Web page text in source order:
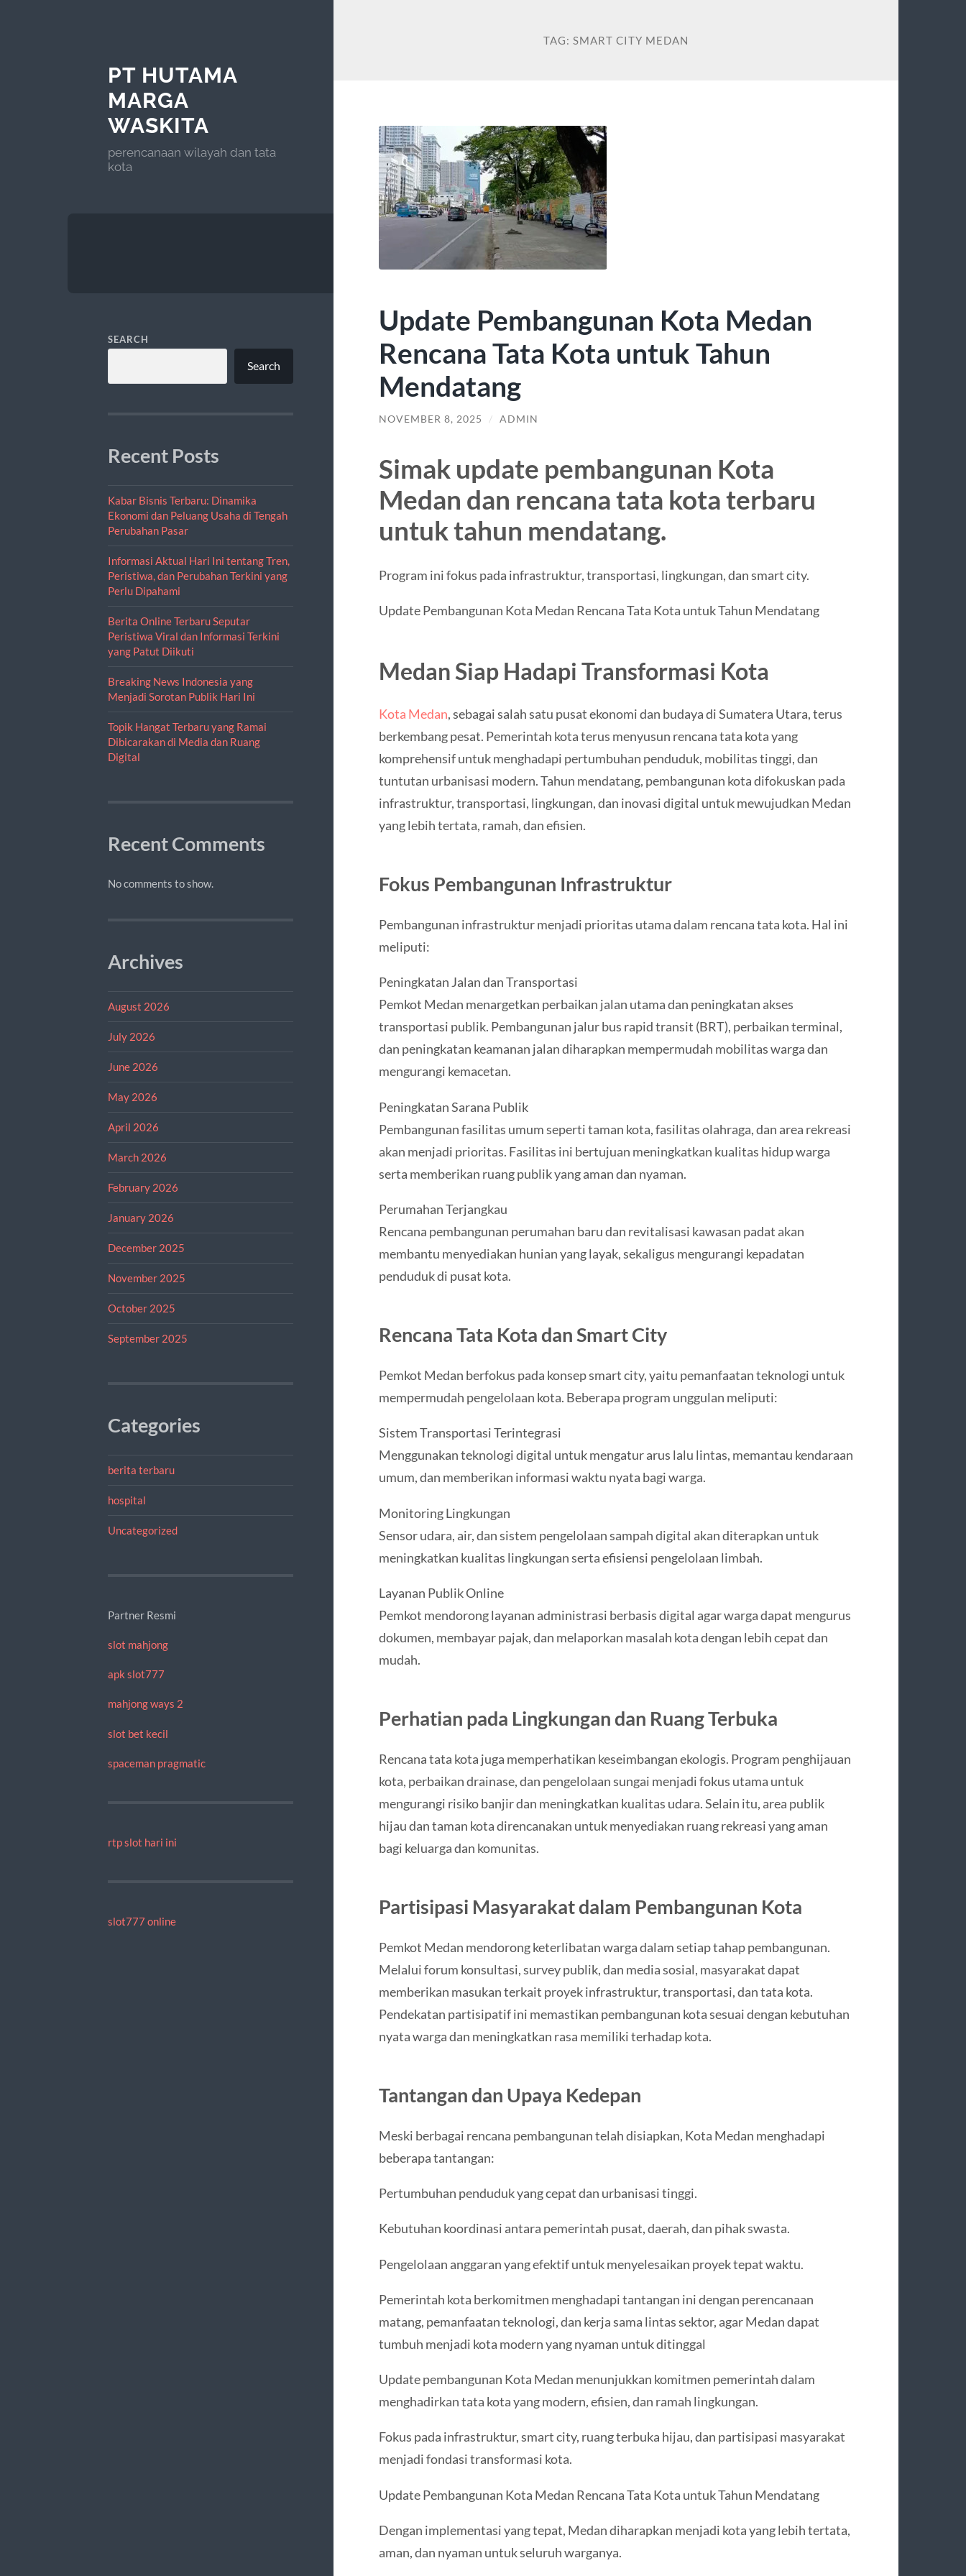
PT HUTAMA
MARGA
WASKITA
perencanaan wilayah dan tata
kota
SEARCH
Search
Recent Posts
Kabar Bisnis Terbaru: Dinamika
Ekonomi dan Peluang Usaha di Tengah
Perubahan Pasar
Informasi Aktual Hari Ini tentang Tren,
Peristiwa, dan Perubahan Terkini yang
Perlu Dipahami
Berita Online Terbaru Seputar
Peristiwa Viral dan Informasi Terkini
yang Patut Diikuti
Breaking News Indonesia yang
Menjadi Sorotan Publik Hari Ini
Topik Hangat Terbaru yang Ramai
Dibicarakan di Media dan Ruang
Digital
Recent Comments
No comments to show.
Archives
August 2026
July 2026
June 2026
May 2026
April 2026
March 2026
February 2026
January 2026
December 2025
November 2025
October 2025
September 2025
Categories
berita terbaru
hospital
Uncategorized
Partner Resmi
slot mahjong
apk slot777
mahjong ways 2
slot bet kecil
spaceman pragmatic
rtp slot hari ini
slot777 online
TAG: SMART CITY MEDAN
Update Pembangunan Kota Medan
Rencana Tata Kota untuk Tahun
Mendatang
NOVEMBER 8, 2025 / ADMIN
Simak update pembangunan Kota
Medan dan rencana tata kota terbaru
untuk tahun mendatang.
Program ini fokus pada infrastruktur, transportasi, lingkungan, dan smart city.
Update Pembangunan Kota Medan Rencana Tata Kota untuk Tahun Mendatang
Medan Siap Hadapi Transformasi Kota
Kota Medan, sebagai salah satu pusat ekonomi dan budaya di Sumatera Utara, terus
berkembang pesat. Pemerintah kota terus menyusun rencana tata kota yang
komprehensif untuk menghadapi pertumbuhan penduduk, mobilitas tinggi, dan
tuntutan urbanisasi modern. Tahun mendatang, pembangunan kota difokuskan pada
infrastruktur, transportasi, lingkungan, dan inovasi digital untuk mewujudkan Medan
yang lebih tertata, ramah, dan efisien.
Fokus Pembangunan Infrastruktur
Pembangunan infrastruktur menjadi prioritas utama dalam rencana tata kota. Hal ini
meliputi:
Peningkatan Jalan dan Transportasi
Pemkot Medan menargetkan perbaikan jalan utama dan peningkatan akses
transportasi publik. Pembangunan jalur bus rapid transit (BRT), perbaikan terminal,
dan peningkatan keamanan jalan diharapkan mempermudah mobilitas warga dan
mengurangi kemacetan.
Peningkatan Sarana Publik
Pembangunan fasilitas umum seperti taman kota, fasilitas olahraga, dan area rekreasi
akan menjadi prioritas. Fasilitas ini bertujuan meningkatkan kualitas hidup warga
serta memberikan ruang publik yang aman dan nyaman.
Perumahan Terjangkau
Rencana pembangunan perumahan baru dan revitalisasi kawasan padat akan
membantu menyediakan hunian yang layak, sekaligus mengurangi kepadatan
penduduk di pusat kota.
Rencana Tata Kota dan Smart City
Pemkot Medan berfokus pada konsep smart city, yaitu pemanfaatan teknologi untuk
mempermudah pengelolaan kota. Beberapa program unggulan meliputi:
Sistem Transportasi Terintegrasi
Menggunakan teknologi digital untuk mengatur arus lalu lintas, memantau kendaraan
umum, dan memberikan informasi waktu nyata bagi warga.
Monitoring Lingkungan
Sensor udara, air, dan sistem pengelolaan sampah digital akan diterapkan untuk
meningkatkan kualitas lingkungan serta efisiensi pengelolaan limbah.
Layanan Publik Online
Pemkot mendorong layanan administrasi berbasis digital agar warga dapat mengurus
dokumen, membayar pajak, dan melaporkan masalah kota dengan lebih cepat dan
mudah.
Perhatian pada Lingkungan dan Ruang Terbuka
Rencana tata kota juga memperhatikan keseimbangan ekologis. Program penghijauan
kota, perbaikan drainase, dan pengelolaan sungai menjadi fokus utama untuk
mengurangi risiko banjir dan meningkatkan kualitas udara. Selain itu, area publik
hijau dan taman kota direncanakan untuk menyediakan ruang rekreasi yang aman
bagi keluarga dan komunitas.
Partisipasi Masyarakat dalam Pembangunan Kota
Pemkot Medan mendorong keterlibatan warga dalam setiap tahap pembangunan.
Melalui forum konsultasi, survey publik, dan media sosial, masyarakat dapat
memberikan masukan terkait proyek infrastruktur, transportasi, dan tata kota.
Pendekatan partisipatif ini memastikan pembangunan kota sesuai dengan kebutuhan
nyata warga dan meningkatkan rasa memiliki terhadap kota.
Tantangan dan Upaya Kedepan
Meski berbagai rencana pembangunan telah disiapkan, Kota Medan menghadapi
beberapa tantangan:
Pertumbuhan penduduk yang cepat dan urbanisasi tinggi.
Kebutuhan koordinasi antara pemerintah pusat, daerah, dan pihak swasta.
Pengelolaan anggaran yang efektif untuk menyelesaikan proyek tepat waktu.
Pemerintah kota berkomitmen menghadapi tantangan ini dengan perencanaan
matang, pemanfaatan teknologi, dan kerja sama lintas sektor, agar Medan dapat
tumbuh menjadi kota modern yang nyaman untuk ditinggal
Update pembangunan Kota Medan menunjukkan komitmen pemerintah dalam
menghadirkan tata kota yang modern, efisien, dan ramah lingkungan.
Fokus pada infrastruktur, smart city, ruang terbuka hijau, dan partisipasi masyarakat
menjadi fondasi transformasi kota.
Update Pembangunan Kota Medan Rencana Tata Kota untuk Tahun Mendatang
Dengan implementasi yang tepat, Medan diharapkan menjadi kota yang lebih tertata,
aman, dan nyaman untuk seluruh warganya.